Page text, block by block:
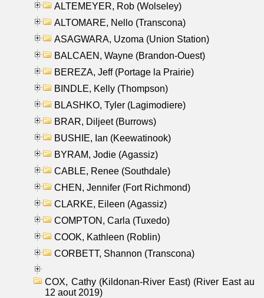
ALTEMEYER, Rob (Wolseley)
ALTOMARE, Nello (Transcona)
ASAGWARA, Uzoma (Union Station)
BALCAEN, Wayne (Brandon-Ouest)
BEREZA, Jeff (Portage la Prairie)
BINDLE, Kelly (Thompson)
BLASHKO, Tyler (Lagimodiere)
BRAR, Diljeet (Burrows)
BUSHIE, Ian (Keewatinook)
BYRAM, Jodie (Agassiz)
CABLE, Renee (Southdale)
CHEN, Jennifer (Fort Richmond)
CLARKE, Eileen (Agassiz)
COMPTON, Carla (Tuxedo)
COOK, Kathleen (Roblin)
CORBETT, Shannon (Transcona)
COX, Cathy (Kildonan-River East) (River East au
12 aout 2019)